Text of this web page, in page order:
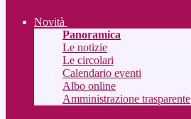
Novità
Panoramica
Le notizie
Le circolari
Calendario eventi
Albo online
Amministrazione trasparente